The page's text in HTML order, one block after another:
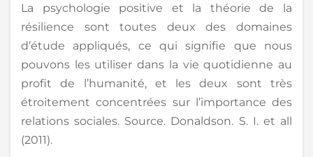
La psychologie positive et la théorie de la
résilience sont toutes deux des domaines
d’étude appliqués, ce qui signifie que nous
pouvons les utiliser dans la vie quotidienne au
profit de l’humanité, et les deux sont très
étroitement concentrées sur l’importance des
relations sociales. Source. Donaldson. S. I. et all
(2011).